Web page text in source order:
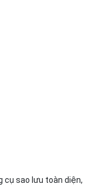
cụ sao lưu toàn diện,